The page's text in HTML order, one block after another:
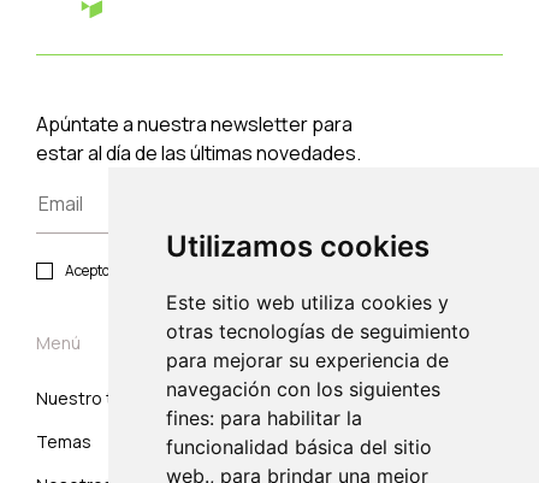
Utilizamos cookies
Este sitio web utiliza cookies y
otras tecnologías de seguimiento
para mejorar su experiencia de
navegación con los siguientes
fines: para habilitar la
funcionalidad básica del sitio
web., para brindar una mejor
Apúntate a nuestra newsletter para
estar al día de las últimas novedades.
Acepto política de privacidad y protección de datos.
Menú
Nuestro trabajo
Temas
Suscribirse
Correo electrónico